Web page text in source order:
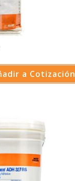
a Cotización